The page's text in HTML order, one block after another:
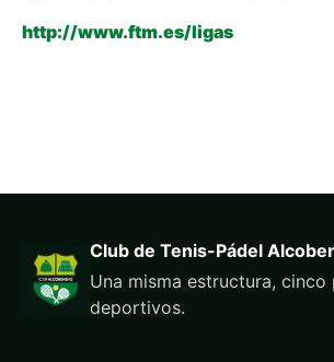
http://www.ftm.es/ligas
Club de Tenis-Pádel
Una misma estructura, cinco
deportivos.